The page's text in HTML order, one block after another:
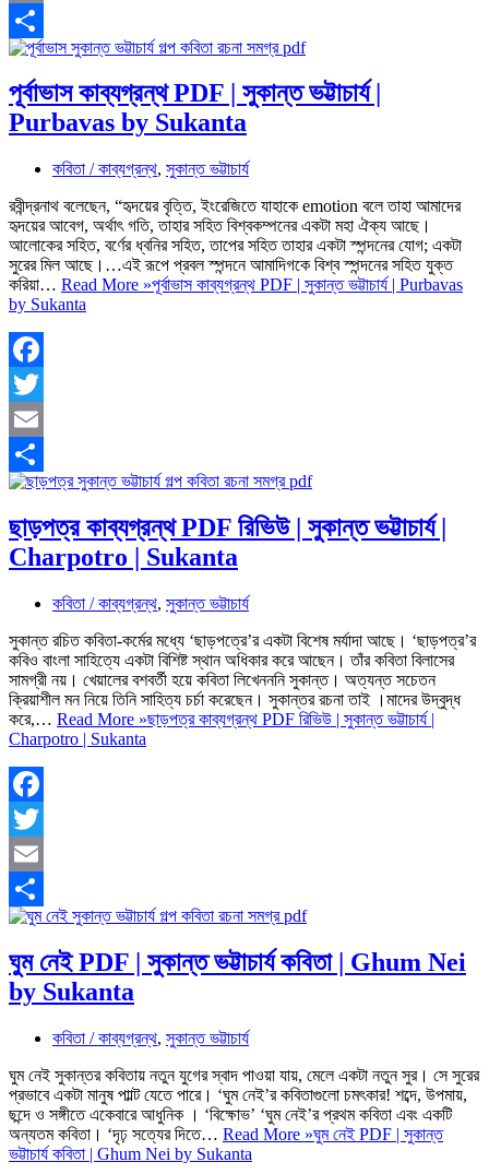
Email
Share
পূর্বাভাস কাব্যগ্রন্থ PDF | সুকান্ত ভট্টাচার্য |
Purbavas by Sukanta
কবিতা / কাব্যগ্রন্থ, সুকান্ত ভট্টাচার্য
রবীন্দ্রনাথ বলেছেন, “হৃদয়ের বৃত্তি, ইংরেজিতে যাহাকে emotion বলে তাহা আমাদের
হৃদয়ের আবেগ, অর্থাৎ গতি, তাহার সহিত বিশ্বকম্পনের একটা মহা ঐক্য আছে।
আলোকের সহিত, বর্ণের ধ্বনির সহিত, তাপের সহিত তাহার একটা স্পন্দনের যোগ; একটা
সুরের মিল আছে।…এই রূপে প্রবল স্পন্দনে আমাদিগকে বিশ্ব স্পন্দনের সহিত যুক্ত
করিয়া… Read More »পূর্বাভাস কাব্যগ্রন্থ PDF | সুকান্ত ভট্টাচার্য | Purbavas
by Sukanta
Facebook
Twitter
Email
Share
ছাড়পত্র কাব্যগ্রন্থ PDF রিভিউ | সুকান্ত ভট্টাচার্য |
Charpotro | Sukanta
কবিতা / কাব্যগ্রন্থ, সুকান্ত ভট্টাচার্য
সুকান্ত রচিত কবিতা-কর্মের মধ্যে ‘ছাড়পত্রে’র একটা বিশেষ মর্যাদা আছে। ‘ছাড়পত্র’র
কবিও বাংলা সাহিত্যে একটা বিশিষ্ট স্থান অধিকার করে আছেন। তাঁর কবিতা বিলাসের
সামগ্রী নয়। খেয়ালের বশবর্তী হয়ে কবিতা লিখেনননি সুকান্ত। অত্যন্ত সচেতন
ক্রিয়াশীল মন নিয়ে তিনি সাহিত্য চর্চা করেছেন। সুকান্তর রচনা তাই ।মাদের উদ্বুদ্ধ
করে,… Read More »ছাড়পত্র কাব্যগ্রন্থ PDF রিভিউ | সুকান্ত ভট্টাচার্য |
Charpotro | Sukanta
Facebook
Twitter
Email
Share
ঘুম নেই PDF | সুকান্ত ভট্টাচার্য কবিতা | Ghum Nei
by Sukanta
কবিতা / কাব্যগ্রন্থ, সুকান্ত ভট্টাচার্য
ঘুম নেই সুকান্তর কবিতায় নতুন যুগের স্বাদ পাওয়া যায়, মেলে একটা নতুন সুর। সে সুরের
প্রভাবে একটা মানুষ পাাল্ট যেতে পারে। ‘ঘুম নেই’র কবিতাগুলো চমৎকার! শব্দে, উপমায়,
ছন্দে ও সঙ্গীতে একেবারে আধুনিক । ‘বিক্ষোভ’ ‘ঘুম নেই’র প্রথম কবিতা এবং একটি
অন্যতম কবিতা। ‘দৃঢ় সত্যের দিতে… Read More »ঘুম নেই PDF | সুকান্ত
ভট্টাচার্য কবিতা | Ghum Nei by Sukanta